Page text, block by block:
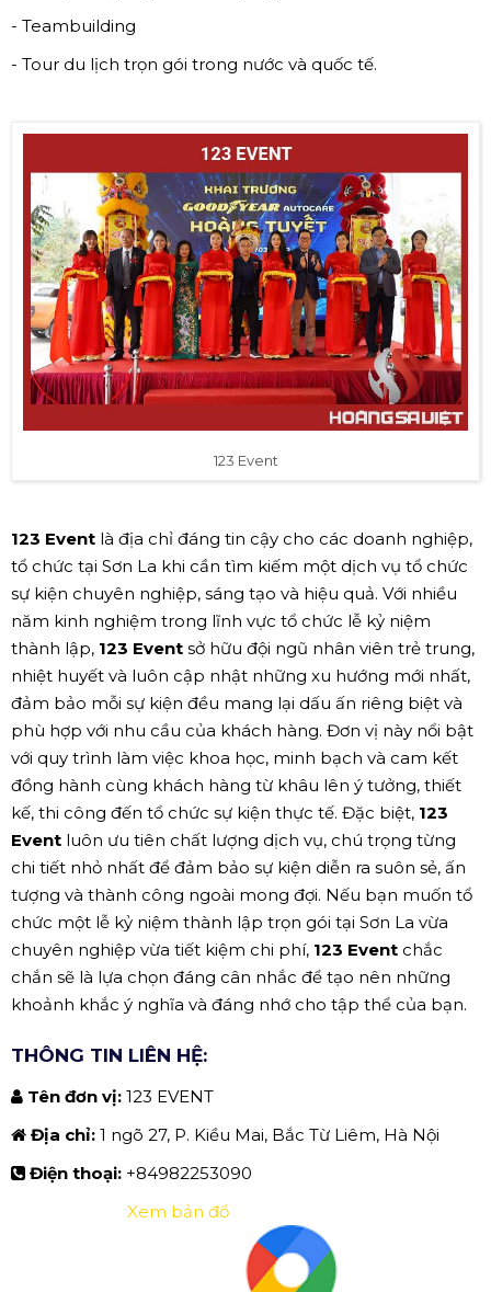
- Teambuilding
- Tour du lịch trọn gói trong nước và quốc tế.
123 Event
123 Event là địa chỉ đáng tin cậy cho các doanh nghiệp,
tổ chức tại Sơn La khi cần tìm kiếm một dịch vụ tổ chức
sự kiện chuyên nghiệp, sáng tạo và hiệu quả. Với nhiều
năm kinh nghiệm trong lĩnh vực tổ chức lễ kỷ niệm
thành lập, 123 Event sở hữu đội ngũ nhân viên trẻ trung,
nhiệt huyết và luôn cập nhật những xu hướng mới nhất,
đảm bảo mỗi sự kiện đều mang lại dấu ấn riêng biệt và
phù hợp với nhu cầu của khách hàng. Đơn vị này nổi bật
với quy trình làm việc khoa học, minh bạch và cam kết
đồng hành cùng khách hàng từ khâu lên ý tưởng, thiết
kế, thi công đến tổ chức sự kiện thực tế. Đặc biệt, 123
Event luôn ưu tiên chất lượng dịch vụ, chú trọng từng
chi tiết nhỏ nhất để đảm bảo sự kiện diễn ra suôn sẻ, ấn
tượng và thành công ngoài mong đợi. Nếu bạn muốn tổ
chức một lễ kỷ niệm thành lập trọn gói tại Sơn La vừa
chuyên nghiệp vừa tiết kiệm chi phí, 123 Event chắc
chắn sẽ là lựa chọn đáng cân nhắc để tạo nên những
khoảnh khắc ý nghĩa và đáng nhớ cho tập thể của bạn.
THÔNG TIN LIÊN HỆ:
Tên đơn vị: 123 EVENT
Địa chỉ: 1 ngõ 27, P. Kiều Mai, Bắc Từ Liêm, Hà Nội
Điện thoại: +84982253090
Xem bản đồ